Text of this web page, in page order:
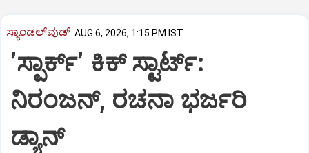
ಸ್ಯಾಂಡಲ್‌ವುಡ್‌ AUG 6, 2026, 1:15 PM IST
ʼಸ್ಪಾರ್ಕ್ʼ ಕಿಕ್‌ ಸ್ಟಾರ್ಟ್‌:
ನಿರಂಜನ್‌, ರಚನಾ ಭರ್ಜರಿ
ಡ್ಯಾನ್‌